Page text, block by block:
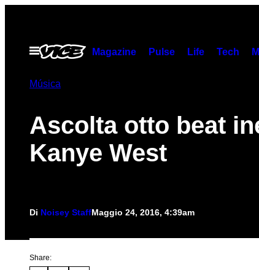
contenuto
Apri
Magazine Pulse Life Tech
Música
Ascolta otto beat
Kanye West
Di Noisey StaffMaggio 24, 2016, 4:39am
Share: